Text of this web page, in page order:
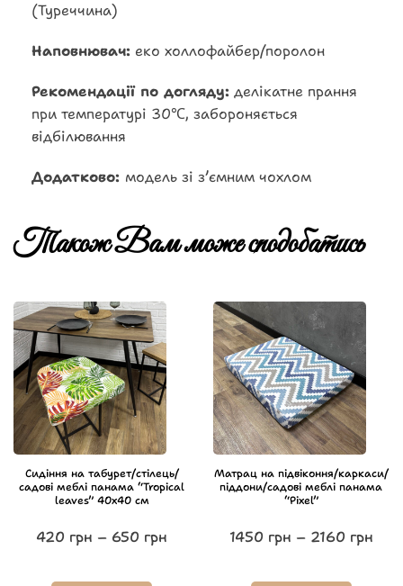
(Туреччина)
Наповнювач: еко холлофайбер/поролон
Рекомендації по догляду: делікатне прання
при температурі 30℃, забороняється
відбілювання
Додатково: модель зі зʼємним чохлом
Також Вам може сподобатись
Сидіння на табурет/стілець/
садові меблі панама “Tropical
leaves” 40х40 см
420 грн – 650 грн
Матрац на підвіконня/каркаси/
піддони/садові меблі панама
“Pixel”
1450 грн – 2160 грн